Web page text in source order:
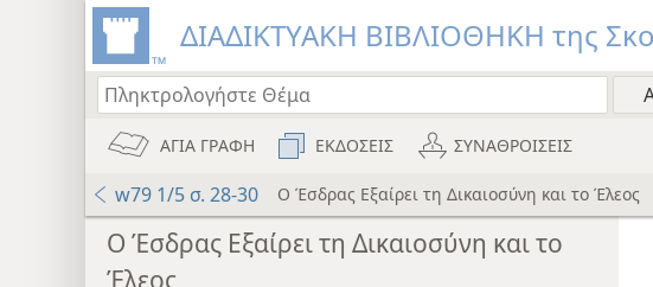
ΔΙΑΔΙΚΤΥΑΚΗ ΒΙΒΛΙΟΘΗΚΗ της
ΑΓΙΑ ΓΡΑΦΗ ΕΚΔΟΣΕΙΣ ΣΥΝΑΘΡΟΙΣΕΙΣ
w79 1/5 σ. 28-30 Ο Έσδρας Εξαίρει τη Δικαιοσύνη και το Έλεος
Ο Έσδρας Εξαίρει τη Δικαιοσύνη και το
Έλεος